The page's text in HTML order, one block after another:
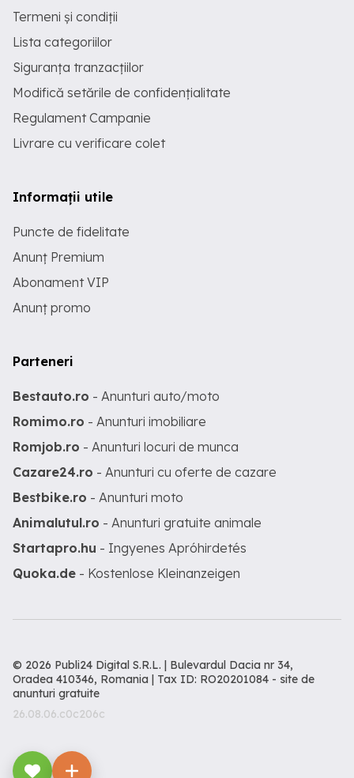
Termeni și condiții
Lista categoriilor
Siguranța tranzacțiilor
Modifică setările de confidențialitate
Regulament Campanie
Livrare cu verificare colet
Informații utile
Puncte de fidelitate
Anunț Premium
Abonament VIP
Anunț promo
Parteneri
Bestauto.ro - Anunturi auto/moto
Romimo.ro - Anunturi imobiliare
Romjob.ro - Anunturi locuri de munca
Cazare24.ro - Anunturi cu oferte de cazare
Bestbike.ro - Anunturi moto
Animalutul.ro - Anunturi gratuite animale
Startapro.hu - Ingyenes Apróhirdetés
Quoka.de - Kostenlose Kleinanzeigen
© 2026 Publi24 Digital S.R.L. | Bulevardul Dacia nr 34,
Oradea 410346, Romania | Tax ID: RO20201084 - site de
anunturi gratuite
26.08.06.c0c206c